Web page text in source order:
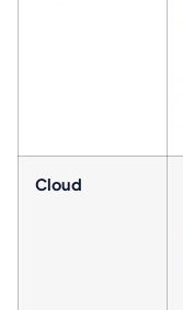
Cloud